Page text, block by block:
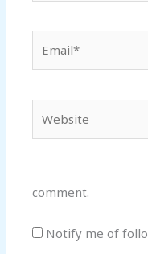
comment.
Notify me of